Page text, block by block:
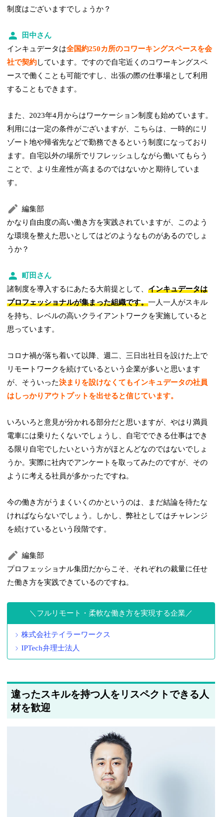
制度はございますでしょうか？
田中さん
インキュデータは全国約250カ所のコワーキングスペースを会
社で契約しています。ですので自宅近くのコワーキングスペ
ースで働くことも可能ですし、出張の際の仕事場として利用
することもできます。
また、2023年4月からはワーケーション制度も始めています。
利用には一定の条件がございますが、こちらは、一時的にリ
ゾート地や帰省先などで勤務できるという制度になっており
ます。自宅以外の場所でリフレッシュしながら働いてもらう
ことで、より生産性が高まるのではないかと期待していま
す。
編集部
かなり自由度の高い働き方を実践されていますが、このよう
な環境を整えた思いとしてはどのようなものがあるのでしょ
うか？
町田さん
諸制度を導入するにあたる大前提として、インキュデータは
プロフェッショナルが集まった組織です。一人一人がスキル
を持ち、レベルの高いクライアントワークを実施していると
思っています。
コロナ禍が落ち着いて以降、週二、三日出社日を設けた上で
リモートワークを続けているという企業が多いと思います
が、そういった決まりを設けなくてもインキュデータの社員
はしっかりアウトプットを出せると信じています。
いろいろと意見が分かれる部分だと思いますが、やはり満員
電車には乗りたくないでしょうし、自宅でできる仕事はでき
る限り自宅でしたいという方がほとんどなのではないでしょ
うか。実際に社内でアンケートを取ってみたのですが、その
ように考える社員が多かったですね。
今の働き方がうまくいくのかというのは、まだ結論を待たな
ければならないでしょう。しかし、弊社としてはチャレンジ
を続けているという段階です。
編集部
プロフェッショナル集団だからこそ、それぞれの裁量に任せ
た働き方を実践できているのですね。
フルリモート・柔軟な働き方を実現する企業
株式会社テイラーワークス
IPTech弁理士法人
違ったスキルを持つ人をリスペクトできる人
材を歓迎